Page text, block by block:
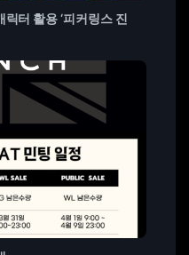
터 활용 ‘피커링스 진